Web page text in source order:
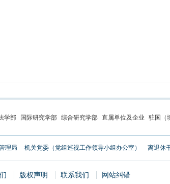
学部 国际研究学部 综合研究学部 直属单位及企业 驻国（
理局 机关党委（党组巡视工作领导小组办公室） 离退休
版权声明 联系我们 网站纠错